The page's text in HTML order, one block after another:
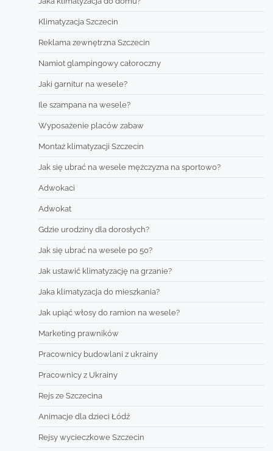
Klimatyzacja Szczecin
Reklama zewnętrzna Szczecin
Namiot glampingowy całoroczny
Jaki garnitur na wesele?
Ile szampana na wesele?
Wyposażenie placów zabaw
Montaż klimatyzacji Szczecin
Jak się ubrać na wesele mężczyzna na sportowo?
Adwokaci
Adwokat
Gdzie urodziny dla dorosłych?
Jak się ubrać na wesele po 50?
Jak ustawić klimatyzację na grzanie?
Jaka klimatyzacja do mieszkania?
Jak upiąć włosy do ramion na wesele?
Marketing prawników
Pracownicy budowlani z ukrainy
Pracownicy z Ukrainy
Rejs ze Szczecina
Animacje dla dzieci Łódź
Rejsy wycieczkowe Szczecin